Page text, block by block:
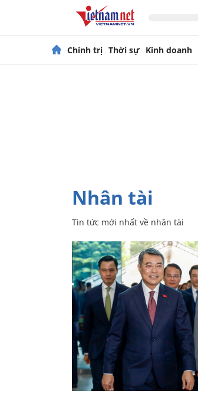
Chính trị Thời sự Kinh doanh
nhân tài
Tin tức mới nhất về nhân tài